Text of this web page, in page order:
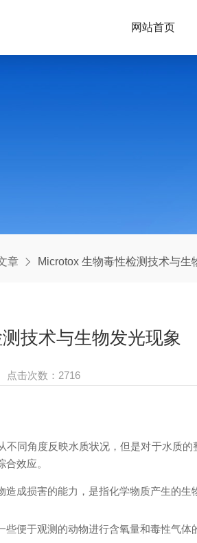
网站首页
章 Microtox 生物毒性检测技术与生
技术与生物发光现象
点击次数：2716
不同角度反映水质状况，但是对于水质
效应。
成损害的能力，是指化学物质产生的
便于观测的动物进行含氧量和毒性气